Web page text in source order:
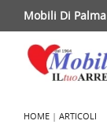
Mobili Di Palma
HOME | ARTICOLI